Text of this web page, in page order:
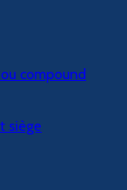
compound
siège